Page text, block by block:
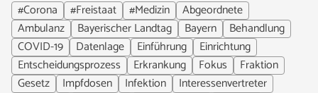
#Corona
#Freistaat #Medizin
Abgeordnete
Ambulanz
Bayerischer Landtag Bayern
Behandlung
COVID-19
Datenlage Einführung
Einrichtung
Entscheidungsprozess
Erkrankung Fokus
Fraktion
Gesetz
Impfdosen Infektion
Interessenvertreter